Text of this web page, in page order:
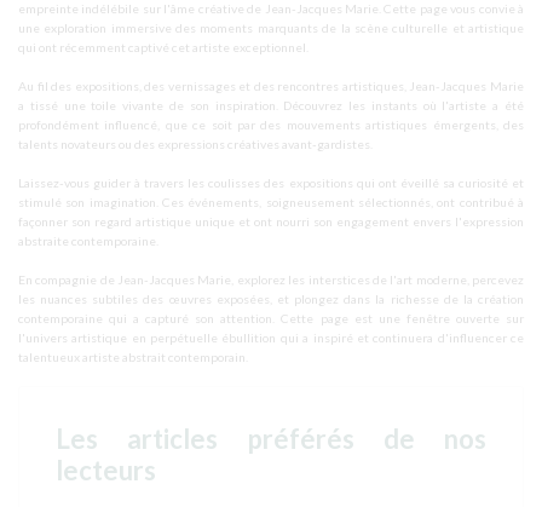
empreinte indélébile sur l'âme créative de Jean-Jacques Marie. Cette page vous convie à
une exploration immersive des moments marquants de la scène culturelle et artistique
qui ont récemment captivé cet artiste exceptionnel.
Au fil des expositions, des vernissages et des rencontres artistiques, Jean-Jacques Marie
a tissé une toile vivante de son inspiration. Découvrez les instants où l'artiste a été
profondément influencé, que ce soit par des mouvements artistiques émergents, des
talents novateurs ou des expressions créatives avant-gardistes.
Laissez-vous guider à travers les coulisses des expositions qui ont éveillé sa curiosité et
stimulé son imagination. Ces événements, soigneusement sélectionnés, ont contribué à
façonner son regard artistique unique et ont nourri son engagement envers l'expression
abstraite contemporaine.
En compagnie de Jean-Jacques Marie, explorez les interstices de l'art moderne, percevez
les nuances subtiles des œuvres exposées, et plongez dans la richesse de la création
contemporaine qui a capturé son attention. Cette page est une fenêtre ouverte sur
l'univers artistique en perpétuelle ébullition qui a inspiré et continuera d'influencer ce
talentueux artiste abstrait contemporain.
Les articles préférés de nos
lecteurs